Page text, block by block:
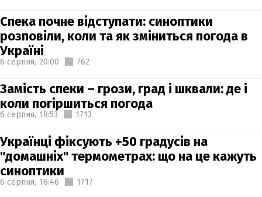
Спека почне відступати: синоптики
розповіли, коли та як зміниться погода в
Україні
6 серпня, 20:00 762
Замість спеки – грози, град і шквали: де і
коли погіршиться погода
6 серпня, 18:53 1713
Українці фіксують +50 градусів на
"домашніх" термометрах: що на це кажуть
синоптики
6 серпня, 16:46 1717